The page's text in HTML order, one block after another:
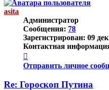
asita
Администратор
Сообщения: 78
Зарегистрирован: 09
Контактная
информация
пользователя
Отправить личное
Re: Гороскоп Путина